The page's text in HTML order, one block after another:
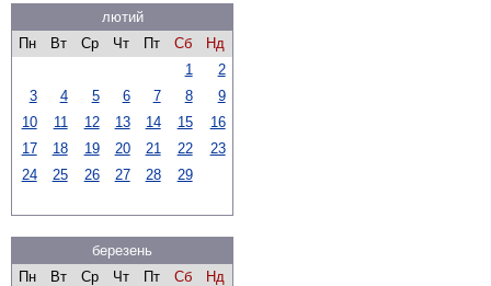
лютий
Пн
Вт Ср Чт Пт Сб
Нд
1
2
3
4 5 6 7 8
9
10
11 12 13 14 15
16
17
18 19 20 21 22
23
24
25 26 27 28 29
березень
Пн
Вт Ср Чт Пт Сб
Нд